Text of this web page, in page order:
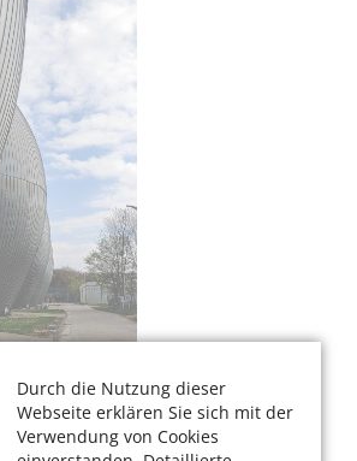
Durch die Nutzung dieser
Webseite erklären Sie sich mit der
Verwendung von Cookies
die Schlämme aus der Co-